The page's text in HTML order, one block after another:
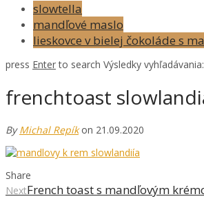
slowtella
mandľové maslo
lieskovce v bielej čokoláde s
press Enterto search Výsledky vyhľadávania:
frenchtoast
ByMichal Repík on 21.09.2020
Share
NextFrench toast s mandľovým